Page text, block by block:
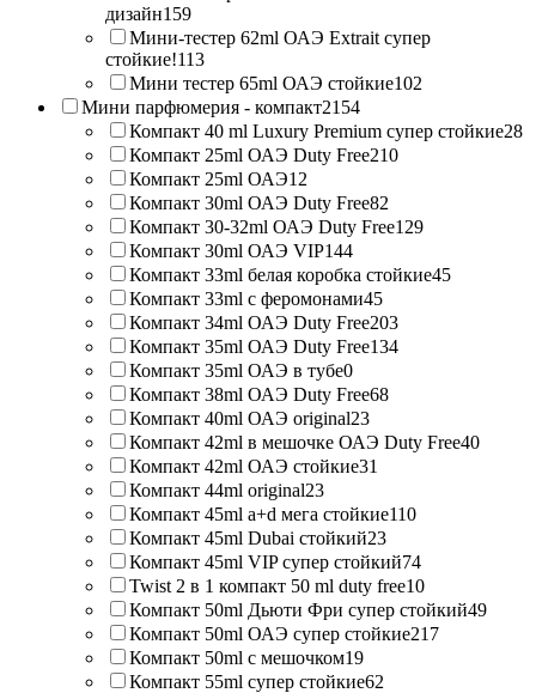
дизайн159
Мини-тестер 62ml ОАЭ Extrait супер
стойкие!113
Мини тестер 65ml ОАЭ стойкие102
Мини парфюмерия - компакт2154
Компакт 40 ml Luxury Premium супер стойкие28
Компакт 25ml ОАЭ Duty Free210
Компакт 25ml ОАЭ12
Компакт 30ml ОАЭ Duty Free82
Компакт 30-32ml ОАЭ Duty Free129
Компакт 30ml ОАЭ VIP144
Компакт 33ml белая коробка стойкие45
Компакт 33ml с феромонами45
Компакт 34ml ОАЭ Duty Free203
Компакт 35ml ОАЭ Duty Free134
Компакт 35ml ОАЭ в тубе0
Компакт 38ml ОАЭ Duty Free68
Компакт 40ml ОАЭ original23
Компакт 42ml в мешочке ОАЭ Duty Free40
Компакт 42ml ОАЭ стойкие31
Компакт 44ml original23
Компакт 45ml a+d мега стойкие110
Компакт 45ml Dubai стойкий23
Компакт 45ml VIP супер стойкий74
Twist 2 в 1 компакт 50 ml duty free10
Компакт 50ml Дьюти Фри супер стойкий49
Компакт 50ml ОАЭ супер стойкие217
Компакт 50ml с мешочком19
Компакт 55ml супер стойкие62